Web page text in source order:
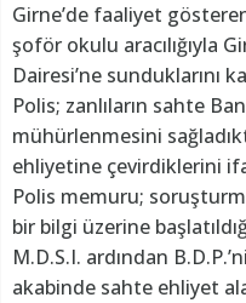
Girne’de faaliyet
şoför okulu aracılığıyla
Dairesi’ne sunduklarını
Polis; zanlıların sahte
mühürlenmesini
ehliyetine çevirdiklerini
Polis memuru;
bir bilgi üzerine
M.D.S.I. ardından
akabinde sahte ehliyet